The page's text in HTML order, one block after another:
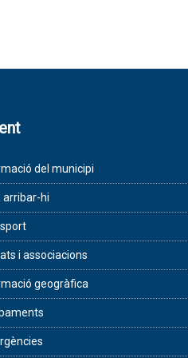
del municipi
arribar-hi
i associacions
geogràfica